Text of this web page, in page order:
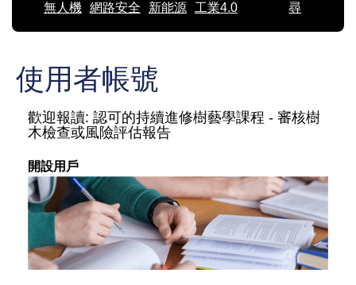
無人機 網路安全 新能源 工業4.0
尋
使用者帳號
歡迎報讀: 認可的持續進修樹藝學課程 - 審核樹
木檢查或風險評估報告
開設用戶